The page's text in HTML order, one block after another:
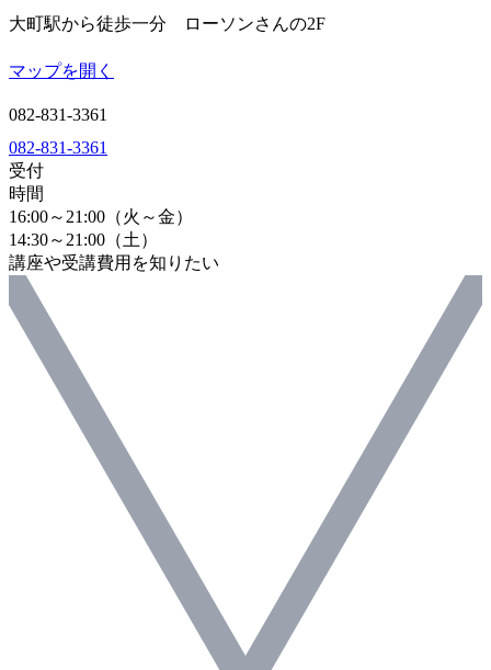
大町駅から徒歩一分 ローソンさんの2F
マップを開く
082-831-3361
082-831-3361
受付
時間
16:00～21:00（火～金）
14:30～21:00（土）
講座や受講費用を知りたい